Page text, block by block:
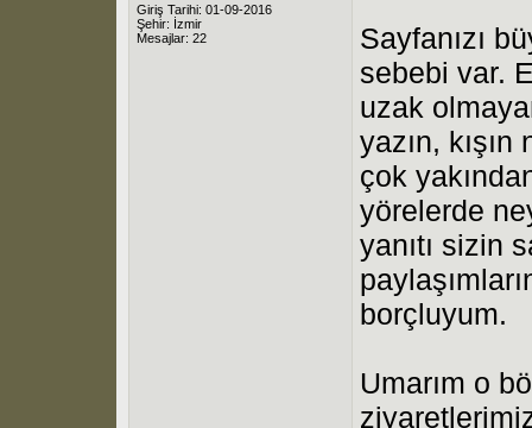
Giriş Tarihi: 01-09-2016
Şehir: İzmir
Mesajlar: 22
Sayfanızı
sebebi var.
uzak
yazın, kışın
çok
yörelerde
yanıtı sizin
borçluyum.
Umarım o